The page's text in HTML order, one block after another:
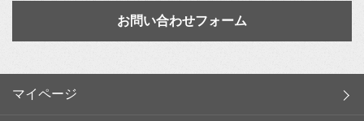
お問い合わせフォーム
マイページ